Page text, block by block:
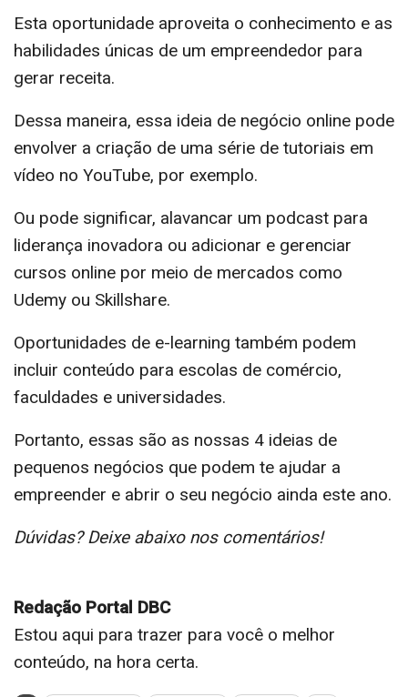
Esta oportunidade aproveita o conhecimento e as
habilidades únicas de um empreendedor para
gerar receita.
Dessa maneira, essa ideia de negócio online pode
envolver a criação de uma série de tutoriais em
vídeo no YouTube, por exemplo.
Ou pode significar, alavancar um podcast para
liderança inovadora ou adicionar e gerenciar
cursos online por meio de mercados como
Udemy ou Skillshare.
Oportunidades de e-learning também podem
incluir conteúdo para escolas de comércio,
faculdades e universidades.
Portanto, essas são as nossas 4 ideias de
pequenos negócios que podem te ajudar a
empreender e abrir o seu negócio ainda este ano.
Dúvidas? Deixe abaixo nos comentários!
Redação Portal DBC
Estou aqui para trazer para você o melhor
conteúdo, na hora certa.